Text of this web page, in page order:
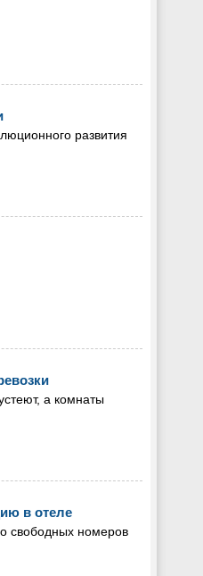
развития
а комнаты
в отеле
свободных номеров